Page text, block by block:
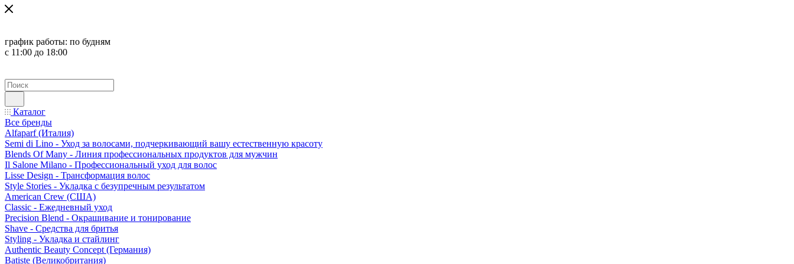
график работы: по будням
с 11:00 до 18:00
Каталог
Все бренды
Alfaparf (Италия)
Semi di Lino - Уход за волосами, подчеркивающий вашу естественную красоту
Blends Of Many - Линия профессиональных продуктов для мужчин
Il Salone Milano - Профессиональный уход для волос
Lisse Design - Трансформация волос
Style Stories - Укладка с безупречным результатом
American Crew (США)
Classic - Ежедневный уход
Precision Blend - Окрашивание и тонирование
Shave - Средства для бритья
Styling - Укладка и стайлинг
Authentic Beauty Concept (Германия)
Batiste (Великобритания)